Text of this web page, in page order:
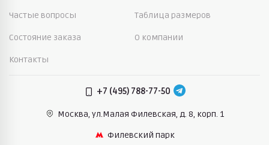
Частые вопросы Таблица размеров
Состояние заказа О компании
Контакты
+7 (495) 788-77-50
Москва, ул.Малая Филевская, д. 8, корп. 1
Филевский парк